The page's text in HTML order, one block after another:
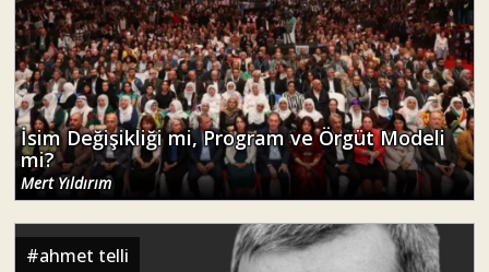
İsim Değişikliği mi, Program ve Örgüt Modeli
mi?
Mert Yıldırım
#ahmet telli